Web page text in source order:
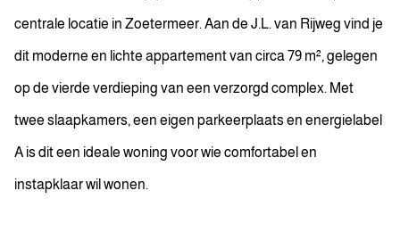
centrale locatie in Zoetermeer. Aan de J.L. van Rijweg vind je
dit moderne en lichte appartement van circa 79 m², gelegen
op de vierde verdieping van een verzorgd complex. Met
twee slaapkamers, een eigen parkeerplaats en energielabel
A is dit een ideale woning voor wie comfortabel en
instapklaar wil wonen.